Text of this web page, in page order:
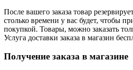
После вашего заказа товар
столько времени у вас будет, чтобы
покупкой. Товары, можно заказать
Услуга доставки заказа в магазин
Получение заказа в магазине